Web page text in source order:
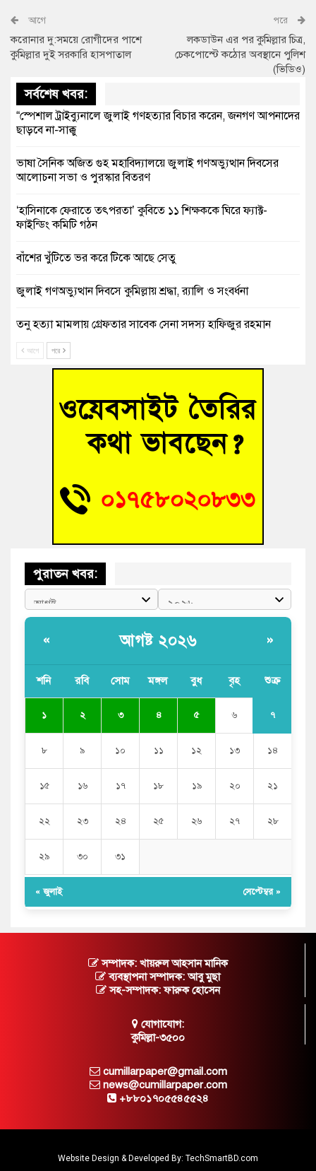
আগে
করোনার দু:সময়ে রোগীদের পাশে
কুমিল্লার দুই সরকারি হাসপাতাল
পরে
লকডাউন এর পর কুমিল্লার চিত্র,
চেকপোস্টে কঠোর অবস্থানে পুলিশ
(ভিডিও)
সর্বশেষ খবর:
“স্পেশাল ট্রাইব্যুনালে জুলাই গণহত্যার বিচার করেন, জনগণ আপনাদের
ছাড়বে না-সাক্কু
ভাষা সৈনিক অজিত গুহ মহাবিদ্যালয়ে জুলাই গণঅভ্যুত্থান দিবসের
আলোচনা সভা ও পুরস্কার বিতরণ
‘হাসিনাকে ফেরাতে তৎপরতা’ কুবিতে ১১ শিক্ষককে ঘিরে ফ্যাক্ট-
ফাইন্ডিং কমিটি গঠন
বাঁশের খুঁটিতে ভর করে টিকে আছে সেতু
জুলাই গণঅভ্যুত্থান দিবসে কুমিল্লায় শ্রদ্ধা, র‍্যালি ও সংবর্ধনা
তনু হত্যা মামলায় গ্রেফতার সাবেক সেনা সদস্য হাফিজুর রহমান
আহত শিক্ষার্থীদের দেখতে গিয়ে মেডিকেলের ক্যান্টিনে অবরুদ্ধ জবি
হোমনায় বিধবা নারীর জমি দখল ও জীবননাশের হুমকির অভিযোগ
বুড়িচংয়ে অতিথি পাখির আবাসস্থল সংরক্ষণে প্রশাসনের উদ্যোগ; ৯
বুড়িচংয়ে জুলাই গণঅভ্যুত্থান দিবস উদযাপন উপলক্ষে প্রস্তুতিমূলক
আগে পরে
পুরাতন খবর:
« আগষ্ট ২০২৬ »
শনি রবি সোম মঙ্গল বুধ বৃহ শুক্র
১ ২ ৩ ৪ ৫ ৬ ৭
৮ ৯ ১০ ১১ ১২ ১৩ ১৪
১৫ ১৬ ১৭ ১৮ ১৯ ২০ ২১
২২ ২৩ ২৪ ২৫ ২৬ ২৭ ২৮
২৯ ৩০ ৩১
« জুলাই সেপ্টেম্বর »
সম্পাদক: খায়রুল আহসান মানিক
ব্যবস্থাপনা সম্পাদক: আবু মুছা
সহ-সম্পাদক: ফারুক হোসেন
যোগাযোগ:
কুমিল্লা-৩৫০০
cumillarpaper@gmail.com
news@cumillarpaper.com
+৮৮০১৭০৫৫৪৫৫২৪
Website Design & Developed By: TechSmartBD.com